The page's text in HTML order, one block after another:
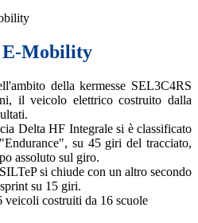
E-Mobility
della kermesse SEL3C4RS
il veicolo elettrico costruito dalla
Delta HF Integrale si è classificato
su 45 giri del tracciato,
assoluto sul giro.
si chiude con un altro secondo
su 15 giri.
veicoli costruiti da 16 scuole